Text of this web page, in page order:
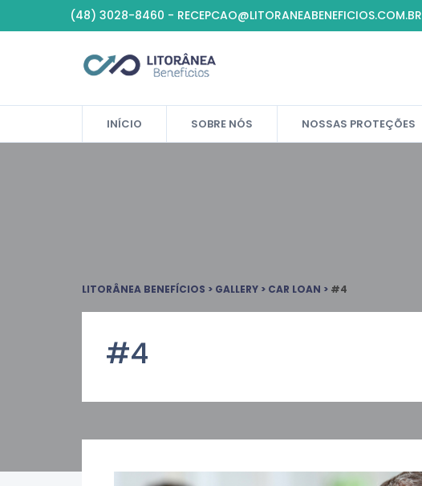
(48) 3028-8460 - RECEPCAO@LITORANEABENEFICIOS.COM.BR
INÍCIO SOBRE NÓS NOSSAS PROTEÇÕES
LITORÂNEA BENEFÍCIOS > GALLERY > CAR LOAN > #4
#4